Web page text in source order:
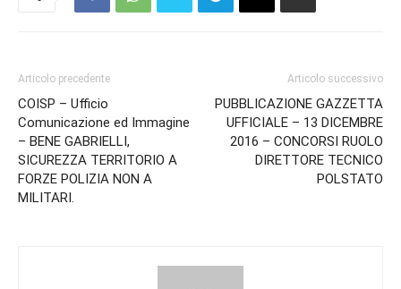
Articolo precedente
COISP – Ufficio
Comunicazione ed Immagine
– BENE GABRIELLI,
SICUREZZA TERRITORIO A
FORZE POLIZIA NON A
MILITARI.
Articolo successivo
PUBBLICAZIONE GAZZETTA
UFFICIALE – 13 DICEMBRE
2016 – CONCORSI RUOLO
DIRETTORE TECNICO
POLSTATO